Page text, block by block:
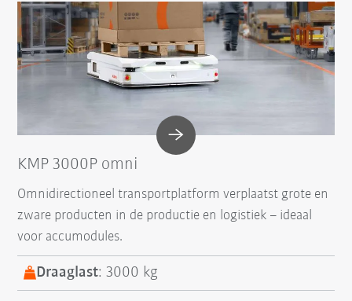
KMP 3000P omni
Omnidirectioneel transportplatform verplaatst grote en
zware producten in de productie en logistiek – ideaal
voor accumodules.
Draaglast: 3000 kg